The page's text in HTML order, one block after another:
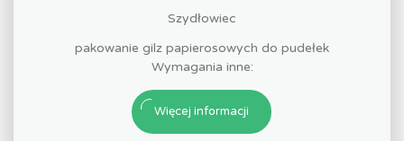
Szydłowiec
pakowanie gilz papierosowych do pudełek
Wymagania inne:
Więcej informacji